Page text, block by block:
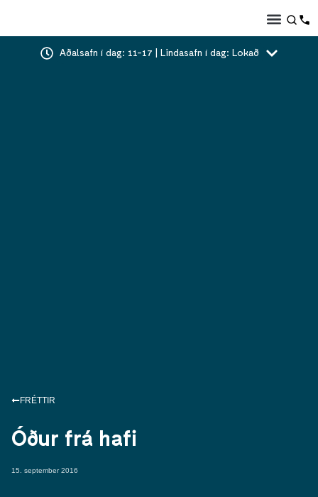
Aðalsafn í dag: 11-17 | Lindasafn í dag: Lokað
FRÉTTIR
Óður frá hafi
15. september 2016